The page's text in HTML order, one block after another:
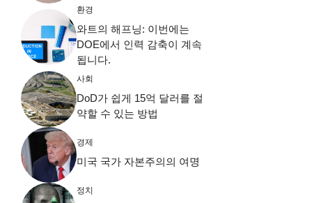
환경
와트의 해프닝: 이번에는
DOE에서 인력 감축이 계속
됩니다.
사회
DoD가 쉽게 15억 달러를 절
약할 수 있는 방법
경제
미국 국가 자본주의의 여명
정치